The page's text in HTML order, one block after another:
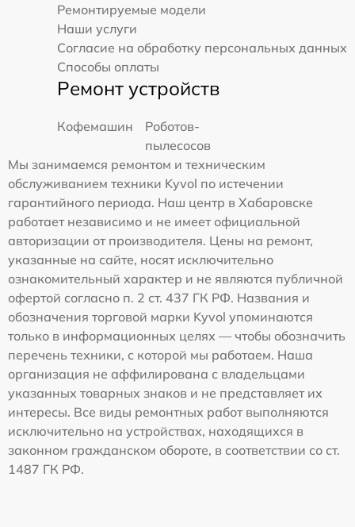
Ремонтируемые модели
Наши услуги
Согласие на обработку персональных данных
Способы оплаты
Ремонт устройств
Кофемашин
Роботов-
пылесосов
Мы занимаемся ремонтом и техническим
обслуживанием техники Kyvol по истечении
гарантийного периода. Наш центр в Хабаровске
работает независимо и не имеет официальной
авторизации от производителя. Цены на ремонт,
указанные на сайте, носят исключительно
ознакомительный характер и не являются публичной
офертой согласно п. 2 ст. 437 ГК РФ. Названия и
обозначения торговой марки Kyvol упоминаются
только в информационных целях — чтобы обозначить
перечень техники, с которой мы работаем. Наша
организация не аффилирована с владельцами
указанных товарных знаков и не представляет их
интересы. Все виды ремонтных работ выполняются
исключительно на устройствах, находящихся в
законном гражданском обороте, в соответствии со ст.
1487 ГК РФ.